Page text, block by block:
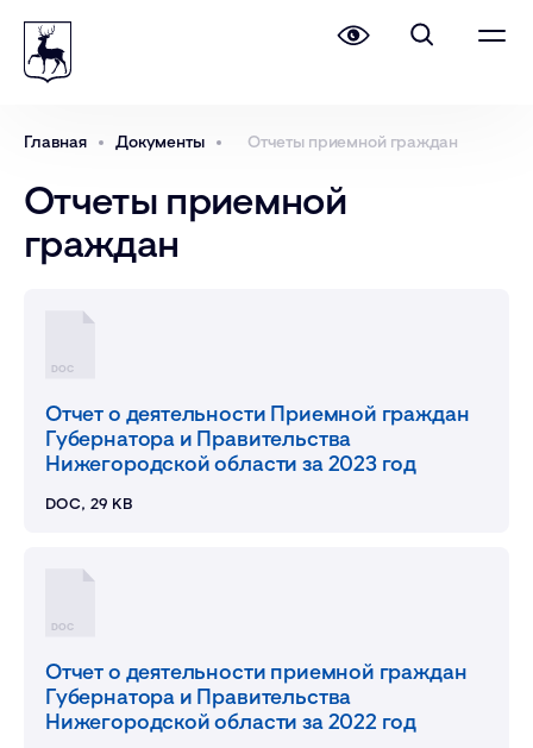
Главная Документы Отчеты приемной граждан
Отчеты приемной
граждан
DOC
Отчет о деятельности Приемной граждан
Губернатора и Правительства
Нижегородской области за 2023 год
DOC, 29 KB
DOC
Отчет о деятельности приемной граждан
Губернатора и Правительства
Нижегородской области за 2022 год